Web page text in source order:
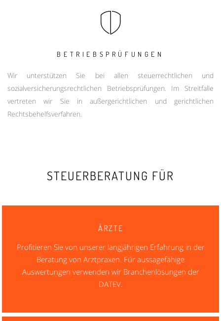
BETRIEBSPRÜFUNGEN
Wir unterstützen Sie bei allen steuerrechtlichen und
sozialversicherungsrechtlichen Betriebsprüfungen. Im Streitfalle
vertreten wir Sie in außergerichtlichen und gerichtlichen
Rechtsbehelfsverfahren.
STEUERBERATUNG FÜR
ÄRZTE
Profitieren Sie von unserer langjährigen Erfahrung in der
Beratung von Arztpraxen. Für aussagefähige
Auswertungen verwenden wir Branchenlösungen der
DATEV.